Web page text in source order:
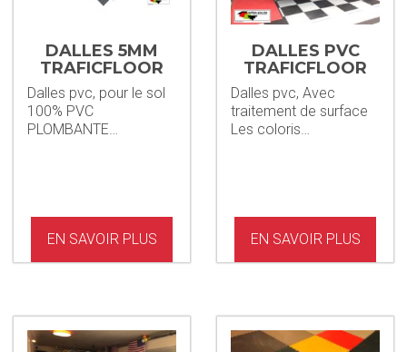
DALLES 5MM
TRAFICFLOOR
GRIS PVC
Dalles pvc, pour le sol
100% PVC
PLOMBANTE…
EN SAVOIR PLUS
DALLES PVC
TRAFICFLOOR
7MM + STAINP
Dalles pvc, Avec
traitement de surface
Les coloris…
EN SAVOIR PLUS